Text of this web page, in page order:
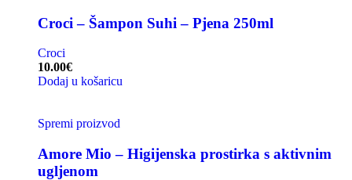
Croci – Šampon Suhi – Pjena 250ml
Croci
10.00€
Dodaj u košaricu
Spremi proizvod
Amore Mio – Higijenska prostirka s aktivnim
ugljenom